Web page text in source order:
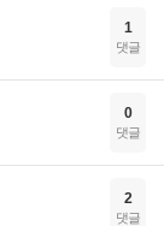
1
댓글
0
댓글
2
댓글